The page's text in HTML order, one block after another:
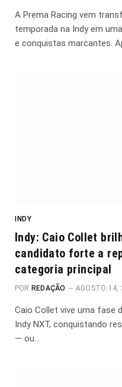
A Prema Racing vem
temporada na Indy em
e conquistas marcantes.
INDY
Indy: Caio Collet
candidato forte a
categoria principal
POR REDAÇÃO AGOSTO 14,
Caio Collet vive uma fase
Indy NXT, conquistando
— ou…